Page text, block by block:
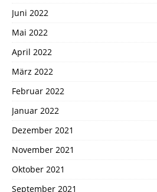
Juni 2022
Mai 2022
April 2022
März 2022
Februar 2022
Januar 2022
Dezember 2021
November 2021
Oktober 2021
September 2021